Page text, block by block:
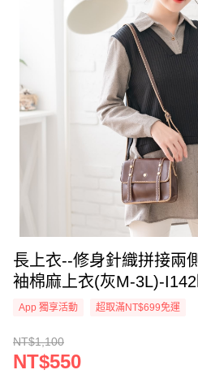
長上衣--修身針織拼接兩
袖棉麻上衣(灰M-3L)-
App 獨享活動 超取滿NT$699免運
NT$1,100
NT$550